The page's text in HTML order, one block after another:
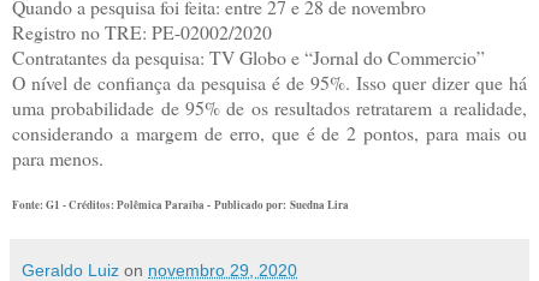
Quando a pesquisa foi feita: entre 27 e 28 de novembro
Registro no TRE: PE-02002/2020
Contratantes da pesquisa: TV Globo e “Jornal do Commercio”
O nível de confiança da pesquisa é de 95%. Isso quer dizer que há
uma probabilidade de 95% de os resultados retratarem a realidade,
considerando a margem de erro, que é de 2 pontos, para mais ou
para menos.
Fonte: G1 - Créditos: Polêmica Paraíba - Publicado por: Suedna Lira
Geraldo Luiz on novembro 29, 2020